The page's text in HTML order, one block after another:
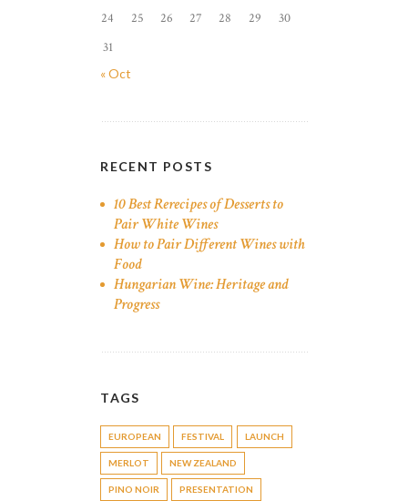
24
25 26 27 28 29
30
31
« Oct
RECENT POSTS
10 Best Rerecipes of Desserts to
Pair White Wines
How to Pair Different Wines with
Food
Hungarian Wine: Heritage and
Progress
TAGS
EUROPEAN FESTIVAL LAUNCH
MERLOT NEW ZEALAND
PINO NOIR PRESENTATION